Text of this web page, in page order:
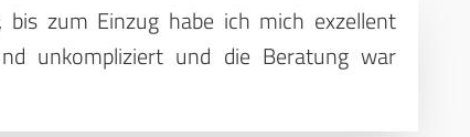
bis zum Einzug habe ich mich exzellent
unkompliziert und die Beratung war